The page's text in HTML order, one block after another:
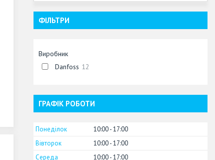
ФІЛЬТРИ
Виробник
Danfoss 12
ГРАФІК РОБОТИ
Понеділок 10:00 17:00
Вівторок
10:00 17:00
Середа
10:00 17:00